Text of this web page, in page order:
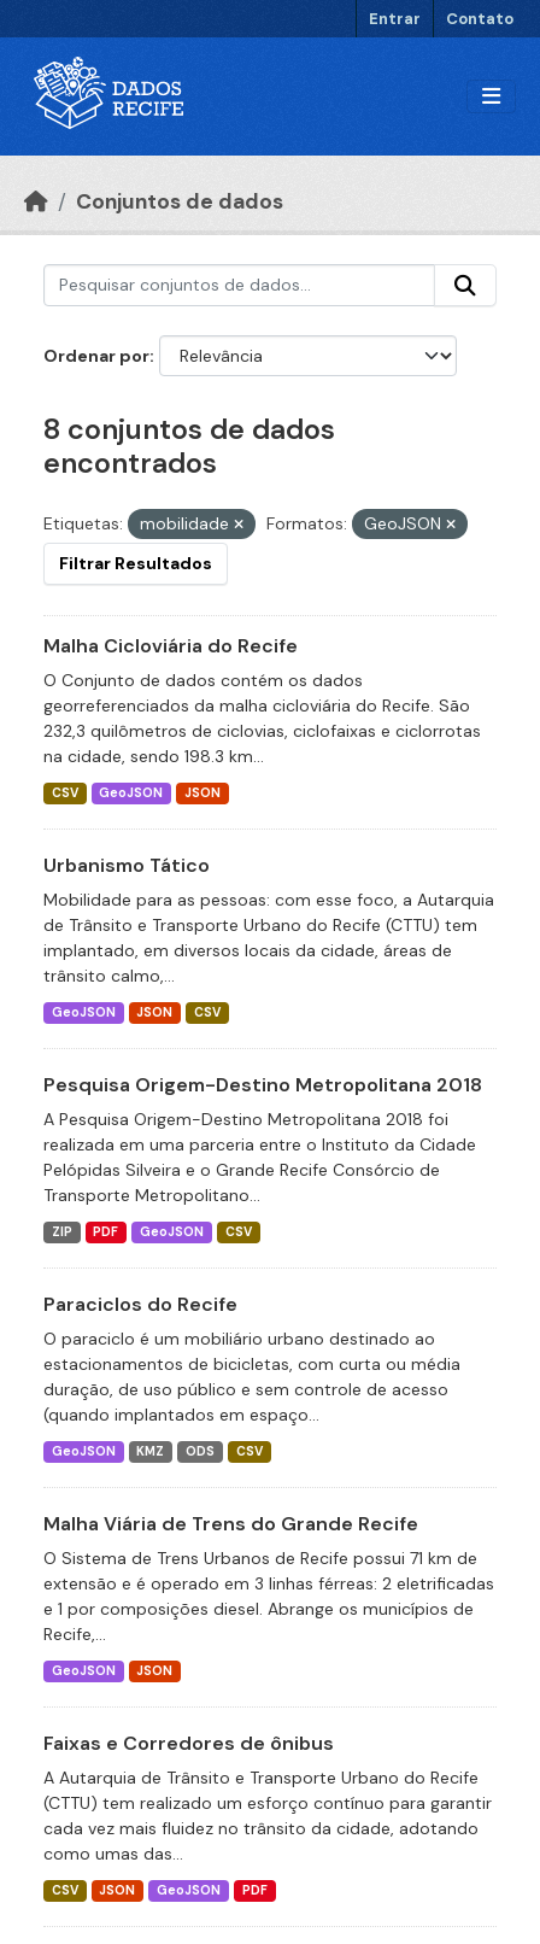
Entrar Contato
Conjuntos de dados
Ordenar por
8 conjuntos de dados
encontrados
Etiquetas: mobilidade Formatos:
GeoJSON
Filtrar Resultados
Malha Cicloviária do Recife
O Conjunto de dados contém os dados
georreferenciados da malha cicloviária do Recife. São
232,3 quilômetros de ciclovias, ciclofaixas e ciclorrotas
na cidade, sendo 198.3 km...
CSV GeoJSON JSON
Urbanismo Tático
Mobilidade para as pessoas: com esse foco, a Autarquia
de Trânsito e Transporte Urbano do Recife (CTTU) tem
implantado, em diversos locais da cidade, áreas de
trânsito calmo,...
GeoJSON JSON CSV
Pesquisa Origem-Destino Metropolitana 2018
A Pesquisa Origem-Destino Metropolitana 2018 foi
realizada em uma parceria entre o Instituto da Cidade
Pelópidas Silveira e o Grande Recife Consórcio de
Transporte Metropolitano...
ZIP PDF GeoJSON CSV
Paraciclos do Recife
O paraciclo é um mobiliário urbano destinado ao
estacionamentos de bicicletas, com curta ou média
duração, de uso público e sem controle de acesso
(quando implantados em espaço...
GeoJSON KMZ ODS CSV
Malha Viária de Trens do Grande Recife
O Sistema de Trens Urbanos de Recife possui 71 km de
extensão e é operado em 3 linhas férreas: 2 eletrificadas
e 1 por composições diesel. Abrange os municípios de
Recife,...
GeoJSON JSON
Faixas e Corredores de ônibus
A Autarquia de Trânsito e Transporte Urbano do Recife
(CTTU) tem realizado um esforço contínuo para garantir
cada vez mais fluidez no trânsito da cidade, adotando
como umas das...
CSV JSON GeoJSON PDF